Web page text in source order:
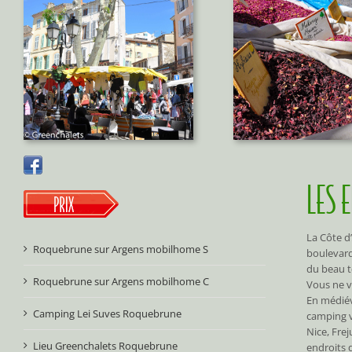
Roquebrune sur Argens mobilhome S
Roquebrune sur Argens mobilhome C
Camping Lei Suves Roquebrune
Lieu Greenchalets Roquebrune
LES
La Côte
du beau
Vous ne
En
camping
Nice,
endroits